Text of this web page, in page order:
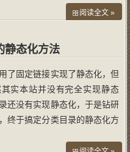
有改善用户体验的，有辅助S
属不易，外加无数英语系插件
阅读全文 »
静态化方法
了固定链接实现了静态化，但
实本站并没有完全实现静态
还没有实现静态化，于是钻研
终于搞定分类目录的静态化方